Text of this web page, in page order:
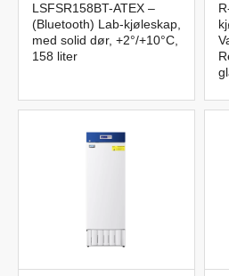
LSFSR158BT-ATEX –
(Bluetooth) Lab-kjøleskap,
med solid dør, +2°/+10°C,
158 liter